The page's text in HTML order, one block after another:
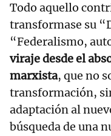
Todo aquello
transformase su
“Federalismo,
viraje desde el
marxista, que no
transformación,
adaptación al
búsqueda de una